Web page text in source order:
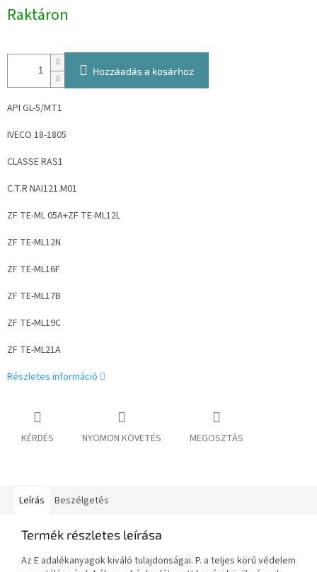
Raktáron
Hozzáadás a kosárhoz
API GL-5/MT1
IVECO 18-1805
CLASSE RAS1
C.T.R NAI121.M01
ZF TE-ML 05A+ZF TE-ML12L
ZF TE-ML12N
ZF TE-ML16F
ZF TE-ML17B
ZF TE-ML19C
ZF TE-ML21A
Részletes információ
KÉRDÉS NYOMON KÖVETÉS MEGOSZTÁS
Leírás Beszélgetés
Termék részletes leírása
Az E adalékanyagok kiváló tulajdonságai. P. a teljes körű védelem